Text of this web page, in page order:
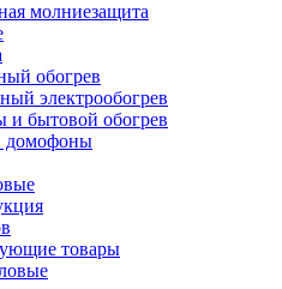
молниезащита
обогрев
электрообогрев
и бытовой обогрев
домофоны
товары